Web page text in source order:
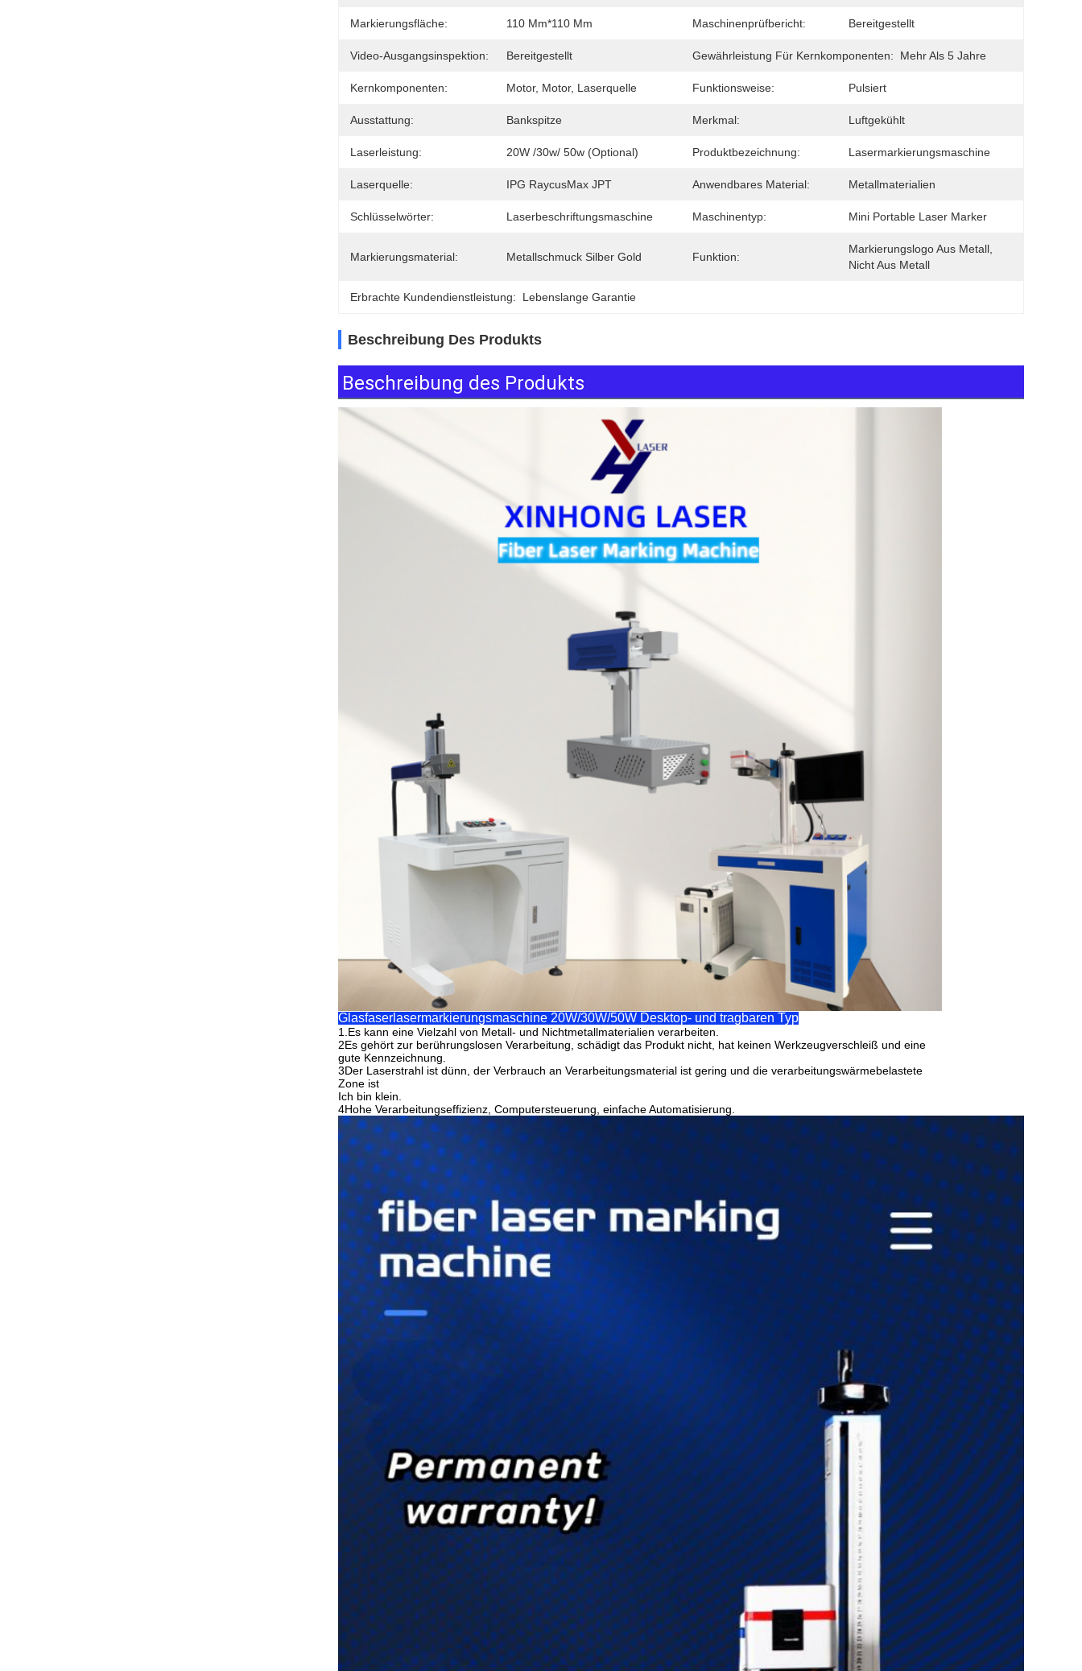
Markierungsfläche: 110 Mm*110 Mm Maschinenprüfbericht: Bereitgestellt
Video-Ausgangsinspektion: Bereitgestellt Gewährleistung Für Kernkomponenten: Mehr Als 5 Jahre
Kernkomponenten: Motor, Motor, Laserquelle Funktionsweise: Pulsiert
Ausstattung: Bankspitze Merkmal: Luftgekühlt
Laserleistung: 20W /30w/ 50w (optional) Produktbezeichnung: Lasermarkierungsmaschine
Laserquelle: IPG RaycusMax JPT Anwendbares Material: Metallmaterialien
Schlüsselwörter: Laserbeschriftungsmaschine Maschinentyp: Mini Portable Laser Marker
Markierungsmaterial: Metallschmuck Silber Gold Funktion:
Markierungslogo Aus Metall,
Nicht Aus Metall
Erbrachte Kundendienstleistung: Lebenslange Garantie
Beschreibung Des Produkts
Beschreibung des Produkts
Glasfaserlasermarkierungsmaschine 20W/30W/50W Desktop- und tragbaren Typ
1. Es kann eine Vielzahl von Metall- und Nichtmetallmaterialien verarbeiten.
2Es gehört zur berührungslosen Verarbeitung, schädigt das Produkt nicht, hat keinen Werkzeugverschleiß und eine
gute Kennzeichnung.
3Der Laserstrahl ist dünn, der Verbrauch an Verarbeitungsmaterial ist gering und die verarbeitungswärmebelastete
Zone ist
Ich bin klein.
4Hohe Verarbeitungseffizienz, Computersteuerung, einfache Automatisierung.